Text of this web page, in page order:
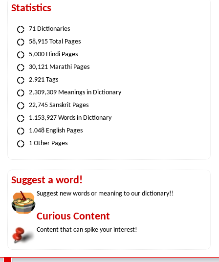
Statistics
71 Dictionaries
58,915 Total Pages
5,000 Hindi Pages
30,121 Marathi Pages
2,921 Tags
2,309,309 Meanings in Dictionary
22,745 Sanskrit Pages
1,153,927 Words in Dictionary
1,048 English Pages
1 Other Pages
Suggest a word!
Suggest new words or meaning to our dictionary!!
Curious Content
Content that can spike your interest!